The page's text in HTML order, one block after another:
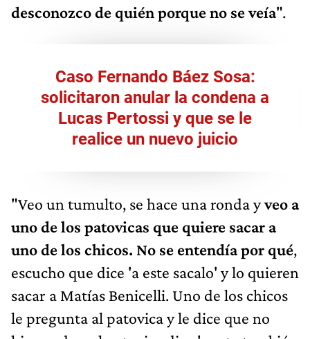
desconozco de quién porque no se veía".
Caso Fernando Báez Sosa:
solicitaron anular la condena a
Lucas Pertossi y que se le
realice un nuevo juicio
"Veo un tumulto, se hace una ronda yveo a
uno de los patovicas que quiere sacar a
uno de los chicos. No se entendía por qué,
escucho que dice 'a este sacalo' y lo quieren
sacar a Matías Benicelli. Uno de los chicos
le pregunta al patovica y le dice que no